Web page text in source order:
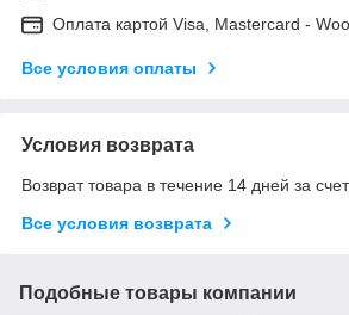
Оплата картой Visa, Mastercard -
Все условия оплаты
Условия возврата
Возврат товара в течение 14 дней за
Все условия возврата
Подобные товары компании